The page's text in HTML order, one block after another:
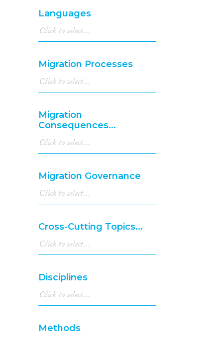
2014(2)
2013(4)
2012(4)
2010(7)
2009(3)
2008(1)
1996(1)
1980(1)
1976(1)
Languages
Migration Processes
Migration
Consequences...
Migration Governance
Cross-Cutting Topics...
Disciplines
Methods